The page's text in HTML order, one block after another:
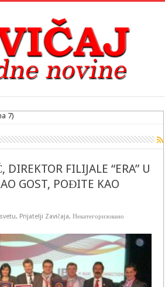
7)
DIREKTOR FILIJALE “ERA” U
GOST, POĐITE KAO
, Prijatelji Zavičaja,Некатегоризовано